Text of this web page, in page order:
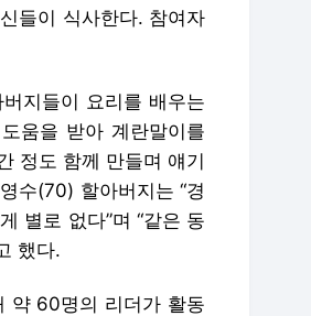
들이 식사한다. 참여자
지들이 요리를 배우는
움을 받아 계란말이를
정도 함께 만들며 얘기
수(70) 할아버지는 “경
별로 없다”며 “같은 동
했다.
약 60명의 리더가 활동